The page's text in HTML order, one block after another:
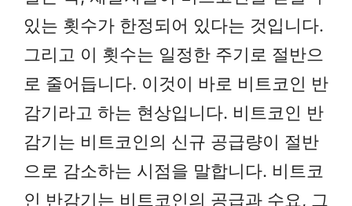
있는 횟수가 한정되어 있다는 것입니다.
그리고 이 횟수는 일정한 주기로 절반으
로 줄어듭니다. 이것이 바로 비트코인 반
감기라고 하는 현상입니다. 비트코인 반
감기는 비트코인의 신규 공급량이 절반
으로 감소하는 시점을 말합니다. 비트코
인 반감기는 비트코인의 공급과 수요, 그